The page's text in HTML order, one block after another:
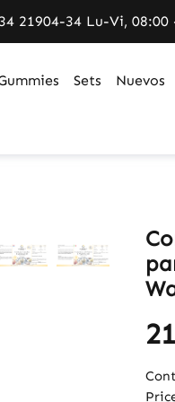
21904-34 Lu-Vi, 08:00
Sets Nuevos